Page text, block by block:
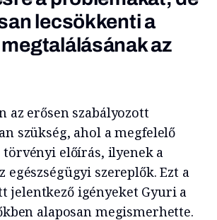
lecsökkenti a
az
az erősen szabályozott
szükség, ahol a megfelelő
előírás, ilyenek a
egészségügyi szereplők. Ezt a
jelentkező igényeket Gyuri a
alaposan megismerhette.